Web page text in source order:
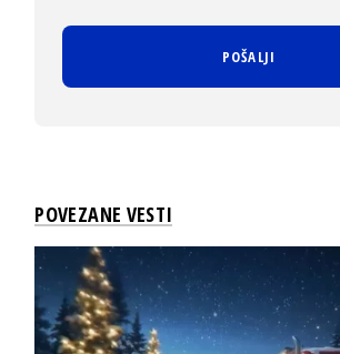
POVEZANE VESTI